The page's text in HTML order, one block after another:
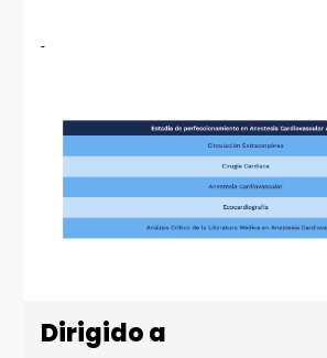
Dirigido a